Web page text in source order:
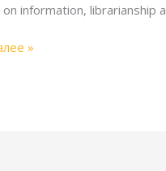
information, librarianship
»